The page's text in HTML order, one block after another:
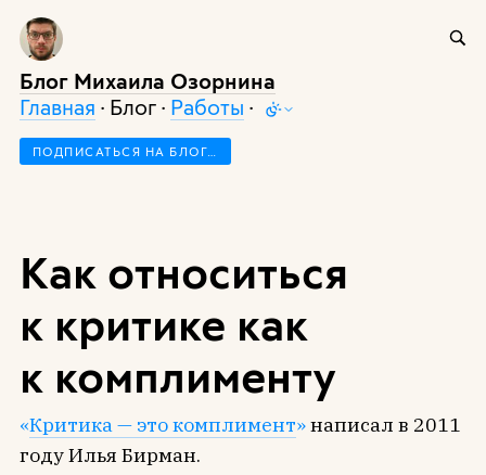
Блог Михаила Озорнина
Главная · Блог · Работы ·
ПОДПИСАТЬСЯ НА БЛОГ…
Как относиться
к критике как
к комплименту
«Критика — это комплимент»написал в 2011
году Илья Бирман.